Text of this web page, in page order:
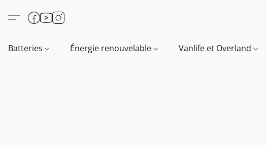
Batteries Énergie renouvelable Vanlife et Overland